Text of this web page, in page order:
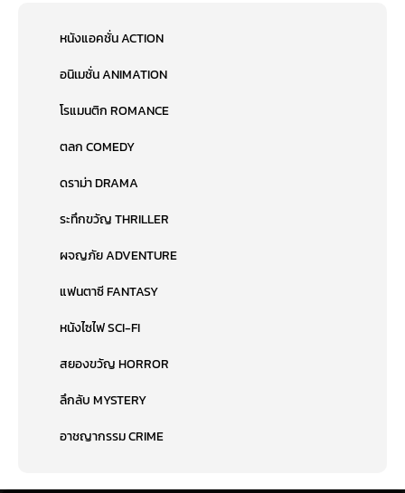
หนังแอคชั่น ACTION
อนิเมชั่น ANIMATION
โรแมนติก ROMANCE
ตลก COMEDY
ดราม่า DRAMA
ระทึกขวัญ THRILLER
ผจญภัย ADVENTURE
แฟนตาซี FANTASY
หนังไซไฟ SCI-FI
สยองขวัญ HORROR
ลึกลับ MYSTERY
อาชญากรรม CRIME